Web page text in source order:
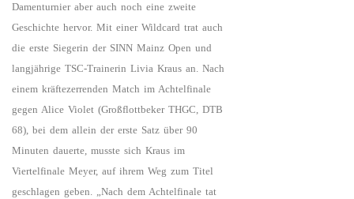
Damenturnier aber auch noch eine zweite
Geschichte hervor. Mit einer Wildcard trat auch
die erste Siegerin der SINN Mainz Open und
langjährige TSC-Trainerin Livia Kraus an. Nach
einem kräftezerrenden Match im Achtelfinale
gegen Alice Violet (Großflottbeker THGC, DTB
68), bei dem allein der erste Satz über 90
Minuten dauerte, musste sich Kraus im
Viertelfinale Meyer, auf ihrem Weg zum Titel
geschlagen geben. „Nach dem Achtelfinale tat